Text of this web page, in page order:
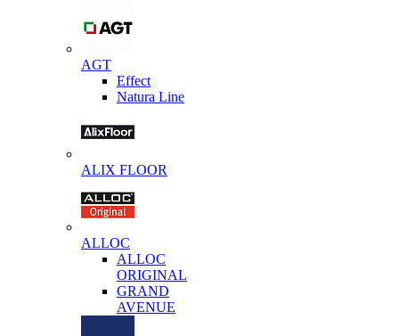
AGT
Effect
Natura Line
ALIX FLOOR
ALLOC
ALLOC
ORIGINAL
GRAND
AVENUE